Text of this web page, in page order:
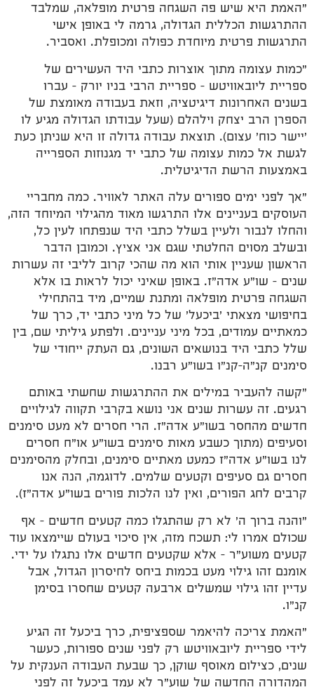
"האמת היא שיש פה השגחה פרטית מופלאה, שמלבד
ההתרגשות הכללית הגדולה, גרמה לי באופן אישי
התרגשות פרטית מיוחדת כפולה ומכופלת. ואסביר.
"כמות עצומה מתוך אוצרות כתבי היד העשירים של
ספריית ליובאוויטש – ספריית הרבי בניו יורק – עברו
בשנים האחרונות דיגיטציה, וזאת בעבודה מאומצת של
הספרן הרב יצחק וילהלם (שעל עבודתו הגדולה מגיע לו
'יישר כוח' עצום). תוצאת עבודה גדולה זו היא שניתן כעת
לגשת אל כמות עצומה של כתבי יד מגנוזות הספרייה
באמצעות הרשת הדיגיטלית.
"אך לפני ימים ספורים עלה האתר לאוויר. כמה מחבריי
העוסקים בעניינים אלו התרגשו מאוד מהגילוי המיוחד הזה,
והחלו לנבור ולעיין בשלל כתבי היד שנפתחו לעין כל,
ובשלב מסוים החלטתי שגם אני אציץ. וכמובן הדבר
הראשון שעניין אותי הוא מה שהכי קרוב לליבי זה עשרות
שנים – שו"ע אדה"ז. באופן שאיני יכול לראות בו אלא
השגחה פרטית מופלאה ומתנת שמיים, מיד בהתחילי
בחיפושי מצאתי 'ביכעל' של כל מיני כתבי יד, כרך של
כמאתיים עמודים, בכל מיני עניינים. ולפתע גיליתי שם, בין
שלל כתבי היד בנושאים השונים, גם העתק ייחודי של
סימנים קנ"ה–קנ"ו בשו"ע רבנו.
"קשה להעביר במילים את ההתרגשות שחשתי באותם
רגעים. זה עשרות שנים אני נושא בקרבי תקווה לגילויים
חדשים מהחסר בשו"ע אדה"ז. הרי חסרים לא מעט סימנים
וסעיפים (מתוך כשבע מאות סימנים בשו"ע או"ח חסרים
לנו בשו"ע אדה"ז כמעט מאתיים סימנים, ובחלק מהסימנים
חסרים גם סעיפים וקטעים שלמים. לדוגמה, הנה אנו
קרבים לחג הפורים, ואין לנו הלכות פורים בשו"ע אדה"ז).
"והנה ברוך ה' לא רק שהתגלו כמה קטעים חדשים – אף
שכולם אמרו לי: תשכח מזה, אין סיכוי בעולם שיימצאו עוד
קטעים משוע"ר – אלא שקטעים חדשים אלו נתגלו על ידי.
אומנם זהו גילוי מעט בכמות ביחס לחיסרון הגדול, אבל
עדיין זהו גילוי שמשלים ארבעה קטעים שחסרו בסימן
קנ"ו.
"האמת צריכה להיאמר שספציפית, כרך ביכעל זה הגיע
לידי ספריית ליובאוויטש רק לפני שנים ספורות, כעשר
שנים, כצילום מאוסף שוקן, כך שבעת העבודה הענקית על
המהדורה החדשה של שוע"ר לא עמד ביכעל זה לפני